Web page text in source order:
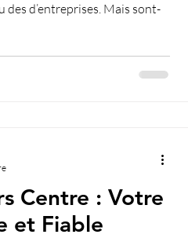
des d’entreprises. Mais sont-
Centre : Votre
et Fiable